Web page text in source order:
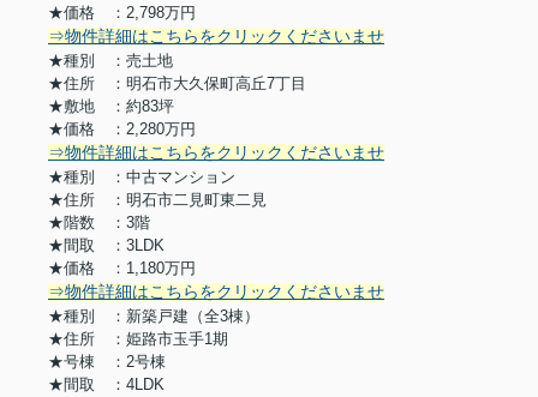
★価格 ：2,798万円
⇒物件詳細はこちらをクリックくださいませ
★種別 ：売土地
★住所 ：明石市大久保町高丘7丁目
★敷地 ：約83坪
★価格 ：2,280万円
⇒物件詳細はこちらをクリックくださいませ
★種別 ：中古マンション
★住所 ：明石市二見町東二見
★階数 ：3階
★間取 ：3LDK
★価格 ：1,180万円
⇒物件詳細はこちらをクリックくださいませ
★種別 ：新築戸建（全3棟）
★住所 ：姫路市玉手1期
★号棟 ：2号棟
★間取 ：4LDK